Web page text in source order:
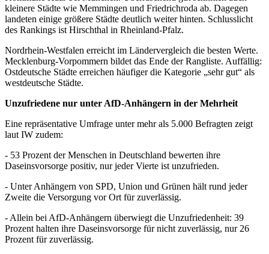
kleinere Städte wie Memmingen und Friedrichroda ab. Dagegen
landeten einige größere Städte deutlich weiter hinten. Schlusslicht
des Rankings ist Hirschthal in Rheinland-Pfalz.
Nordrhein-Westfalen erreicht im Ländervergleich die besten Werte.
Mecklenburg-Vorpommern bildet das Ende der Rangliste. Auffällig:
Ostdeutsche Städte erreichen häufiger die Kategorie „sehr gut“ als
westdeutsche Städte.
Unzufriedene nur unter AfD-Anhängern in der Mehrheit
Eine repräsentative Umfrage unter mehr als 5.000 Befragten zeigt
laut IW zudem:
- 53 Prozent der Menschen in Deutschland bewerten ihre
Daseinsvorsorge positiv, nur jeder Vierte ist unzufrieden.
- Unter Anhängern von SPD, Union und Grünen hält rund jeder
Zweite die Versorgung vor Ort für zuverlässig.
- Allein bei AfD-Anhängern überwiegt die Unzufriedenheit: 39
Prozent halten ihre Daseinsvorsorge für nicht zuverlässig, nur 26
Prozent für zuverlässig.